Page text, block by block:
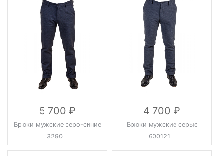
5 700
Брюки мужские серо-синие
3290
4 700
Брюки мужские серые
600121